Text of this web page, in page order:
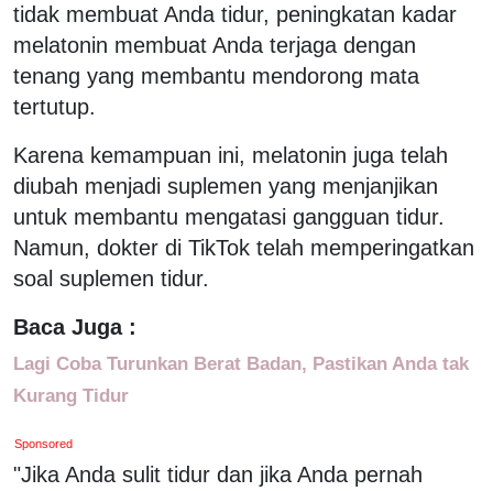
tidak membuat Anda tidur, peningkatan kadar
melatonin membuat Anda terjaga dengan
tenang yang membantu mendorong mata
tertutup.
Karena kemampuan ini, melatonin juga telah
diubah menjadi suplemen yang menjanjikan
untuk membantu mengatasi gangguan tidur.
Namun, dokter di TikTok telah memperingatkan
soal suplemen tidur.
Baca Juga :
Lagi Coba Turunkan Berat Badan, Pastikan Anda tak
Kurang Tidur
Sponsored
"Jika Anda sulit tidur dan jika Anda pernah